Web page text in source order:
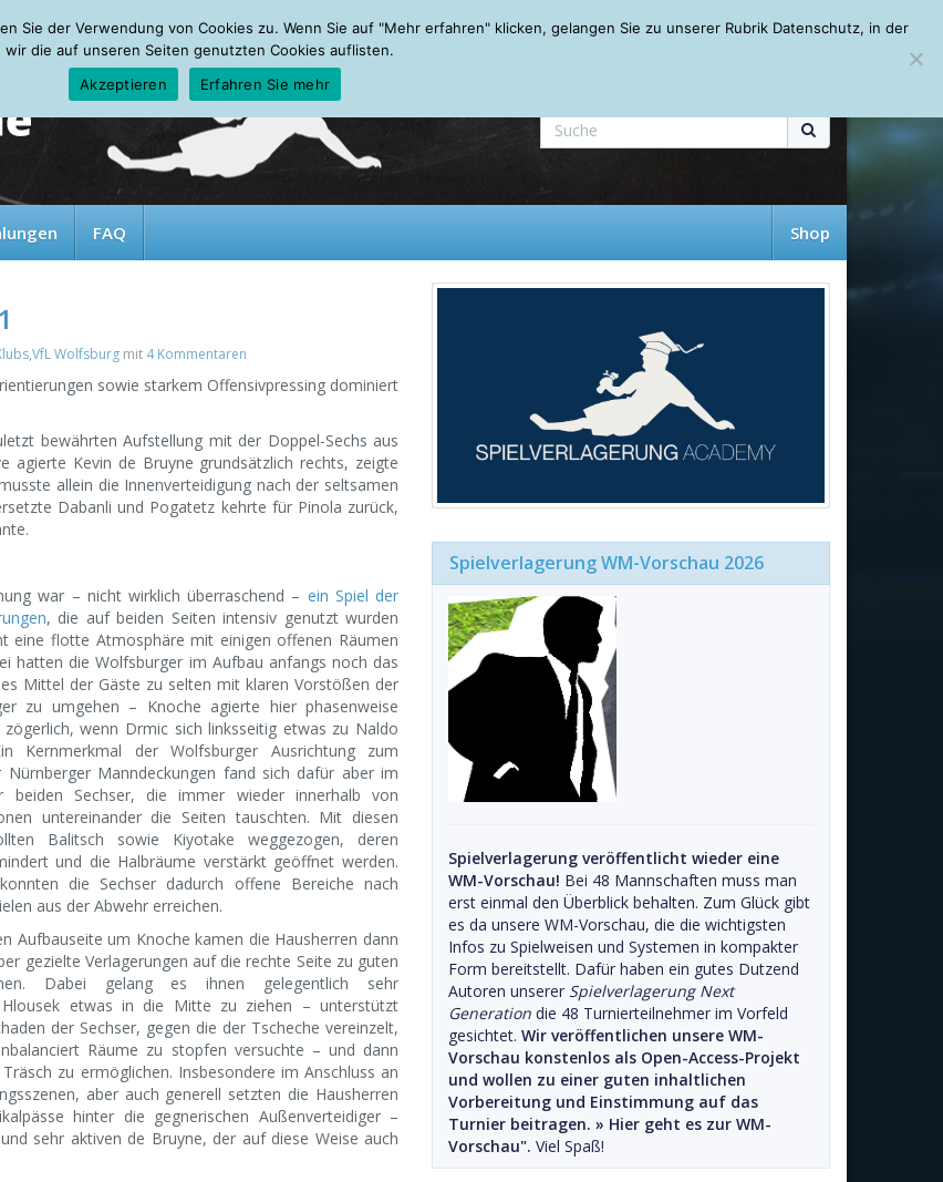
Mein Account About Autoren Leseempfehlungen FAQ
FAQ Shop
,VfL Wolfsburg mit 4 Kommentaren
sowie starkem Offensivpressing dominiert
bewährten Aufstellung mit der Doppel-Sechs aus
agierte Kevin de Bruyne grundsätzlich rechts, zeigte
allein die Innenverteidigung nach der seltsamen
Dabanli und Pogatetz kehrte für Pinola zurück,
war – nicht wirklich überraschend – ein Spiel der
, die auf beiden Seiten intensiv genutzt wurden
eine flotte Atmosphäre mit einigen offenen Räumen
hatten die Wolfsburger im Aufbau anfangs noch das
Mittel der Gäste zu selten mit klaren Vorstößen der
zu umgehen – Knoche agierte hier phasenweise
zögerlich, wenn Drmic sich linksseitig etwas zu Naldo
Kernmerkmal der Wolfsburger Ausrichtung zum
Nürnberger Manndeckungen fand sich dafür aber im
beiden Sechser, die immer wieder innerhalb von
untereinander die Seiten tauschten. Mit diesen
Balitsch sowie Kiyotake weggezogen, deren
und die Halbräume verstärkt geöffnet werden.
die Sechser dadurch offene Bereiche nach
aus der Abwehr erreichen.
Aufbauseite um Knoche kamen die Hausherren dann
gezielte Verlagerungen auf die rechte Seite zu guten
Dabei gelang es ihnen gelegentlich sehr
Hlousek etwas in die Mitte zu ziehen – unterstützt
der Sechser, gegen die der Tscheche vereinzelt,
Räume zu stopfen versuchte – und dann
zu ermöglichen. Insbesondere im Anschluss an
aber auch generell setzten die Hausherren
hinter die gegnerischen Außenverteidiger –
sehr aktiven de Bruyne, der auf diese Weise auch
Spielverlagerung WM-Vorschau 2026
Spielverlagerung veröffentlicht wieder eine
WM-Vorschau! Bei 48 Mannschaften muss man
erst einmal den Überblick behalten. Zum Glück gibt
es da unsere WM-Vorschau, die die wichtigsten
Infos zu Spielweisen und Systemen in kompakter
Form bereitstellt. Dafür haben ein gutes Dutzend
Autoren unserer Spielverlagerung Next
Generation die 48 Turnierteilnehmer im Vorfeld
gesichtet. Wir veröffentlichen unsere WM-
Vorschau konstenlos als Open-Access-Projekt
und wollen zu einer guten inhaltlichen
Vorbereitung und Einstimmung auf das
Turnier beitragen. » Hier geht es zur WM-
Vorschau". Viel Spaß!
Sie der Verwendung von Cookies zu. Wenn Sie auf "Mehr erfahren" klicken, gelangen Sie zu unserer Rubrik Datenschutz, in der
wir die auf unseren Seiten genutzten Cookies auflisten.
Akzeptieren
Erfahren Sie mehr